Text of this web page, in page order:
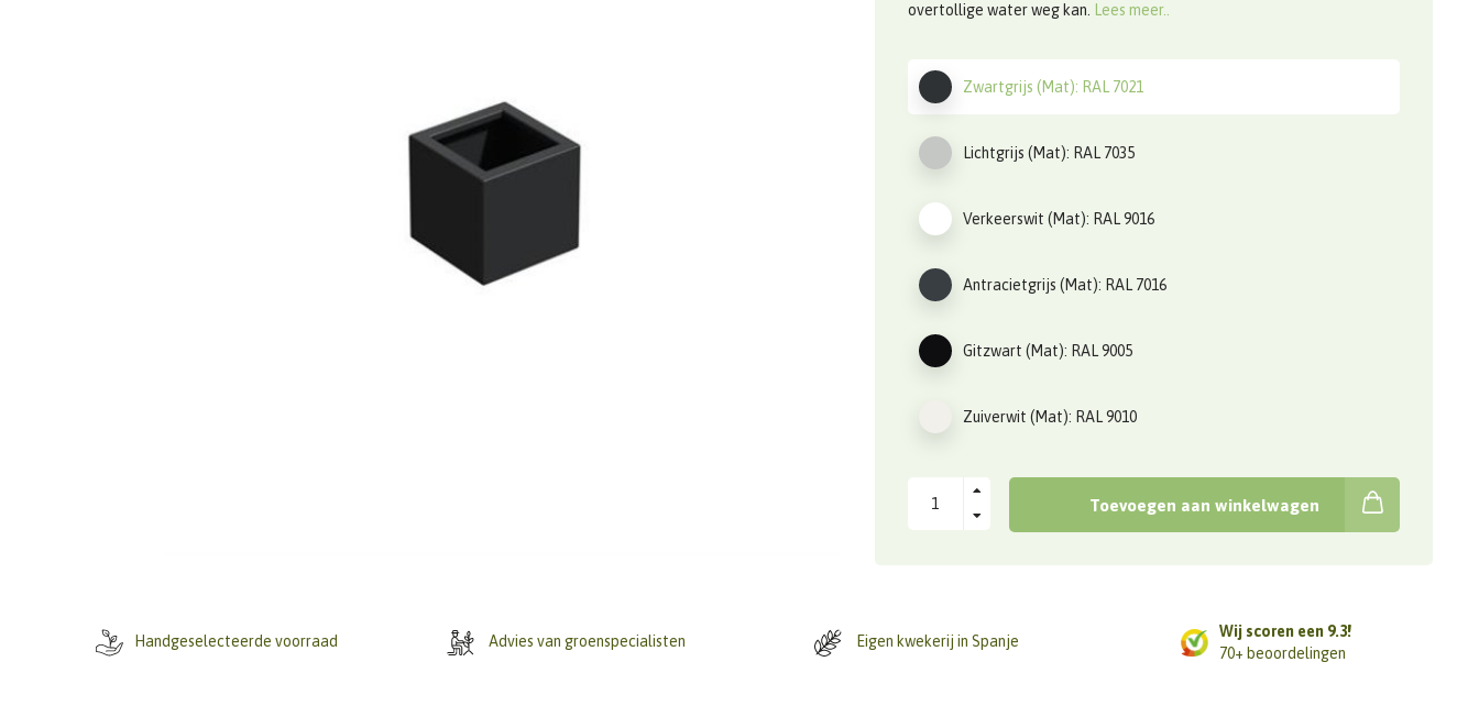
overtollige water weg kan.
Lees meer..
Zwartgrijs (Mat): RAL 7021
Lichtgrijs (Mat): RAL 7035
Verkeerswit (Mat): RAL 9016
Antracietgrijs (Mat): RAL 7016
Gitzwart (Mat): RAL 9005
Zuiverwit (Mat): RAL 9010
Toevoegen aan winkelwagen
Handgeselecteerde voorraad Advies van groenspecialisten Eigen kwekerij in Spanje
Wij scoren een 9.3!
70+ beoordelingen